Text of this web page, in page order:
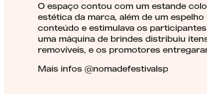
O espaço contou com um estande
estética da marca, além de um
conteúdo e estimulava os
uma máquina de brindes distribuiu
removíveis, e os promotores
Mais infos @nomadefestivalsp